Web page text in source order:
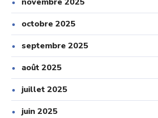
octobre 2025
septembre 2025
août 2025
juillet 2025
juin 2025